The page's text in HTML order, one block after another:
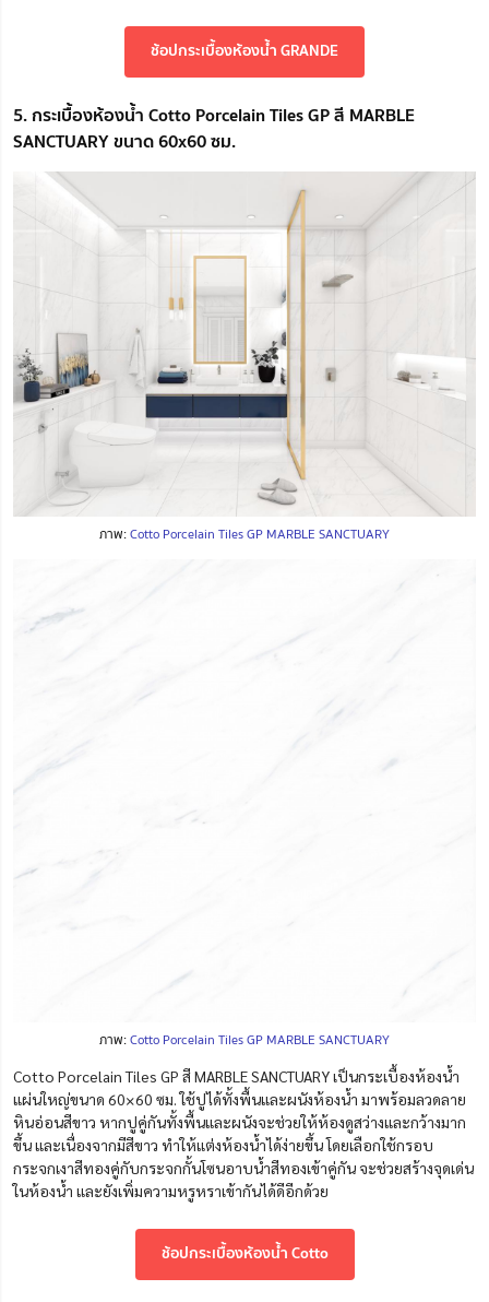
ช้อปกระเบื้องห้องน้ำ GRANDE
5. กระเบื้องห้องน้ำ Cotto Porcelain Tiles GP สี MARBLE
SANCTUARY ขนาด 60x60 ซม.
ภาพ:Cotto Porcelain Tiles GP MARBLE SANCTUARY
ภาพ:Cotto Porcelain Tiles GP MARBLE SANCTUARY
Cotto Porcelain Tiles GP สี MARBLE SANCTUARY เป็นกระเบื้องห้องน้ำ
แผ่นใหญ่ขนาด 60×60 ซม. ใช้ปูได้ทั้งพื้นและผนังห้องน้ำ มาพร้อมลวดลาย
หินอ่อนสีขาว หากปูคู่กันทั้งพื้นและผนังจะช่วยให้ห้องดูสว่างและกว้างมาก
ขึ้น และเนื่องจากมีสีขาว ทำให้แต่งห้องน้ำได้ง่ายขึ้น โดยเลือกใช้กรอบ
กระจกเงาสีทองคู่กับกระจกกั้นโซนอาบน้ำสีทองเข้าคู่กัน จะช่วยสร้างจุดเด่น
ในห้องน้ำ และยังเพิ่มความหรูหราเข้ากันได้ดีอีกด้วย
ช้อปกระเบื้องห้องน้ำ Cotto